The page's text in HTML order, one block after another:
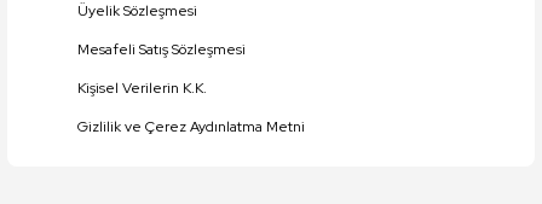
Üyelik Sözleşmesi
Mesafeli Satış Sözleşmesi
Kişisel Verilerin K.K.
Gizlilik ve Çerez Aydınlatma Metni